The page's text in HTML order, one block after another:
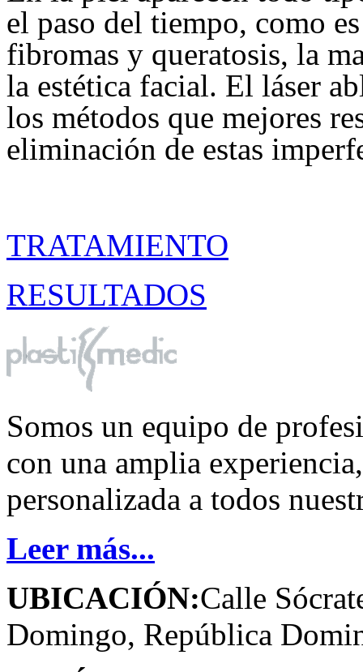
el paso del tiempo, como
fibromas y queratosis, la
la estética facial. El láser
los métodos que mejores
eliminación de estas
TRATAMIENTO
RESULTADOS
Somos un equipo de
con una amplia
personalizada a todos
Leer más...
UBICACIÓN:Calle
Domingo, República